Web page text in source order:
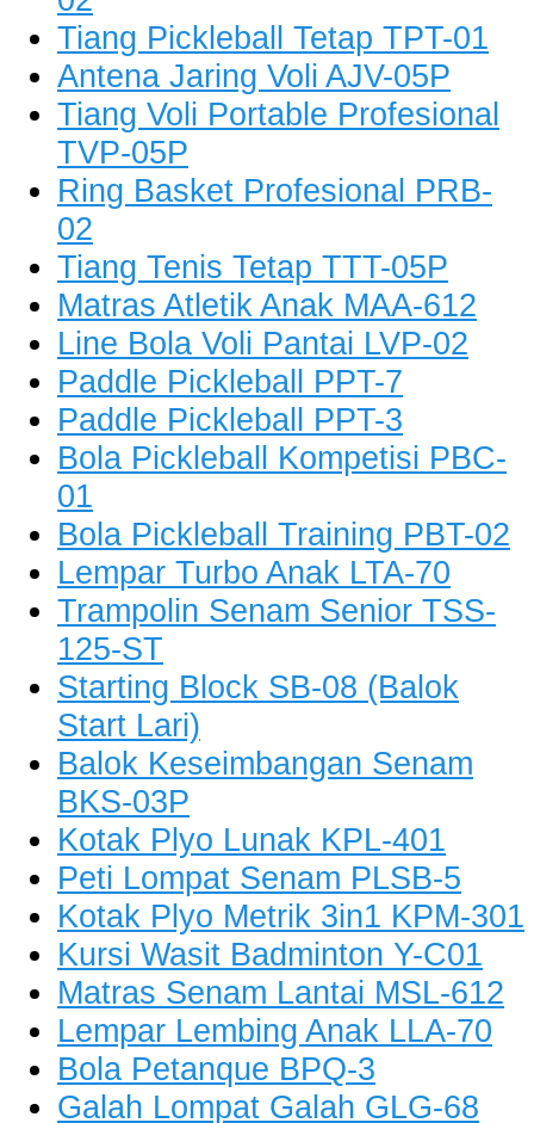
Tiang Pickleball Tetap TPT-01
Antena Jaring Voli AJV-05P
Tiang Voli Portable Profesional
TVP-05P
Ring Basket Profesional PRB-
02
Tiang Tenis Tetap TTT-05P
Matras Atletik Anak MAA-612
Line Bola Voli Pantai LVP-02
Paddle Pickleball PPT-7
Paddle Pickleball PPT-3
Bola Pickleball Kompetisi PBC-
01
Bola Pickleball Training PBT-02
Lempar Turbo Anak LTA-70
Trampolin Senam Senior TSS-
125-ST
Starting Block SB-08 (Balok
Start Lari)
Balok Keseimbangan Senam
BKS-03P
Kotak Plyo Lunak KPL-401
Peti Lompat Senam PLSB-5
Kotak Plyo Metrik 3in1 KPM-301
Kursi Wasit Badminton Y-C01
Matras Senam Lantai MSL-612
Lempar Lembing Anak LLA-70
Bola Petanque BPQ-3
Galah Lompat Galah GLG-68